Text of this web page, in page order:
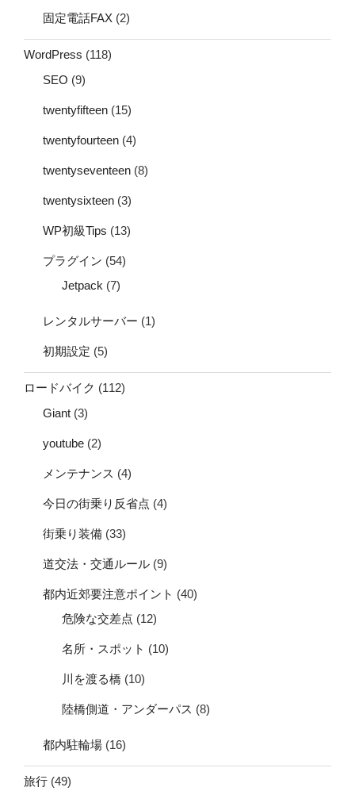
固定電話FAX (2)
WordPress (118)
SEO (9)
twentyfifteen (15)
twentyfourteen (4)
twentyseventeen (8)
twentysixteen (3)
WP初級Tips (13)
プラグイン (54)
Jetpack (7)
レンタルサーバー (1)
初期設定 (5)
ロードバイク (112)
Giant (3)
youtube (2)
メンテナンス (4)
今日の街乗り反省点 (4)
街乗り装備 (33)
道交法・交通ルール (9)
都内近郊要注意ポイント (40)
危険な交差点 (12)
名所・スポット (10)
川を渡る橋 (10)
陸橋側道・アンダーパス (8)
都内駐輪場 (16)
旅行 (49)